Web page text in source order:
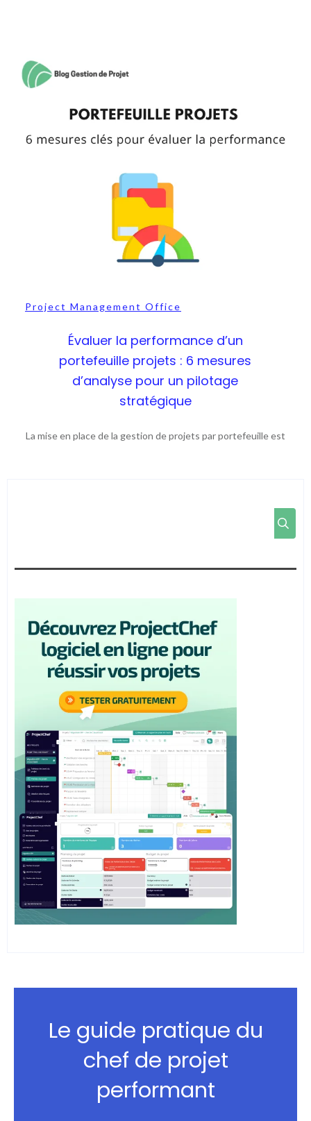
Project Management Office
Évaluer la performance d’un
portefeuille projets : 6 mesures
d’analyse pour un pilotage
stratégique
La mise en place de la gestion de projets par portefeuille est
Le guide pratique du
chef de projet
performant